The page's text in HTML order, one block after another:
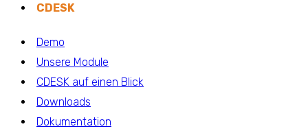
CDESK
Demo
Unsere Module
CDESK auf einen Blick
Downloads
Dokumentation